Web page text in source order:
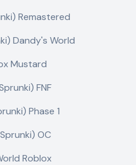
Remastered
Dandy's World
Mustard
FNF
Phase 1
OC
Roblox